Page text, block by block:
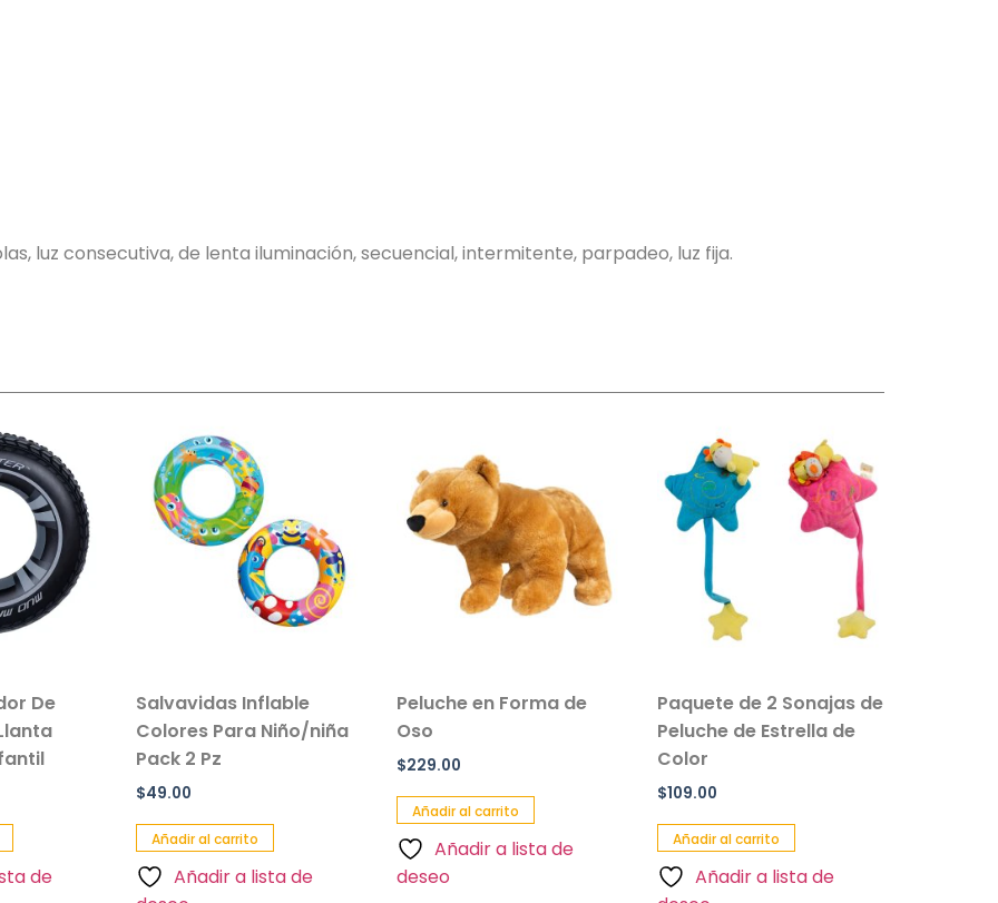
luz consecutiva, de lenta iluminación, secuencial, intermitente, parpadeo, luz fija.
De
de
Salvavidas Inflable
Colores Para Niño/niña
Pack 2 Pz
$49.00
Añadir al carrito
Añadir a lista de
Peluche en Forma de
Oso
$229.00
Añadir al carrito
Añadir a lista de
deseo
Paquete de 2 Sonajas de
Peluche de Estrella de
Color
$109.00
Añadir al carrito
Añadir a lista de